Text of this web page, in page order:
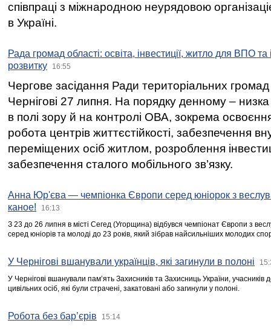
співпраці з міжнародною неурядовою
в Україні.
Рада громад області: освіта, інвестиції, житло для ВПО
розвитку
16:55
Чергове засідання Ради територіальних громад
Чернігові 27 липня. На порядку денному –
в полі зору й на контролі ОВА, зокрема освоєння
робота центрів життєстійкості, забезпечення
переміщених осіб житлом, розроблення
забезпечення сталого мобільного зв’язку.
Анна Юр'єва — чемпіонка Європи серед юніорок з
каное!
16:13
З 23 до 26 липня в місті Сегед (Угорщина) відбувся чемпіонат Європи з
серед юніорів та молоді до 23 років, який зібрав найсильніших молодих
У Чернігові вшанували українців, які загинули в полоні
У Чернігові вшанували пам’ять Захисників та Захисниць України,
цивільних осіб, які були страчені, закатовані або загинули у полоні.
Робота без бар’єрів 15:14